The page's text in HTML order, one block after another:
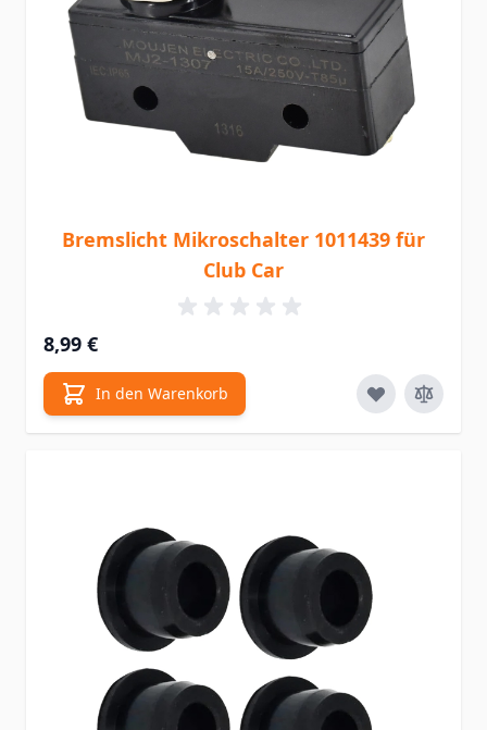
Bremslicht Mikroschalter 1011439 für
Club Car
8,99 €
In den Warenkorb